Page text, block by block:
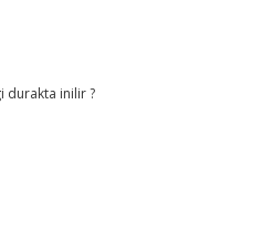
durakta inilir ?